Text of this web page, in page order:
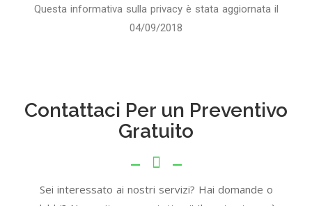
Questa informativa sulla privacy è stata aggiornata il
04/09/2018
Contattaci Per un Preventivo
Gratuito
Sei interessato ai nostri servizi? Hai domande o